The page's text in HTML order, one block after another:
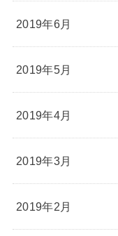
2019年6月
2019年5月
2019年4月
2019年3月
2019年2月